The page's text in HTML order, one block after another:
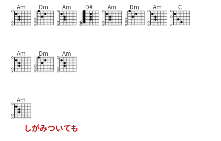
Am Dm Am D# Am Dm Am C
Am Dm Am
Am
しがみついても